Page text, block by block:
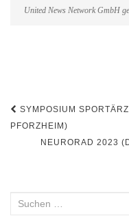
United News Network GmbH
SYMPOSIUM
PFORZHEIM)
NEURORAD 2023
Suchen